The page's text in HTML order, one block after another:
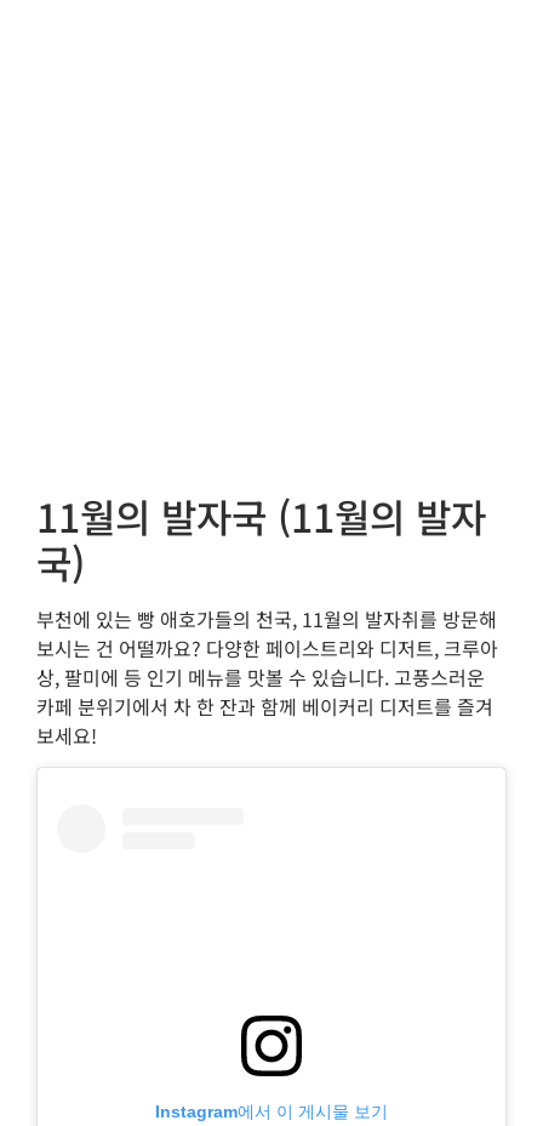
11월의 발자국 (11월의 발자
국)
부천에 있는 빵 애호가들의 천국, 11월의 발자취를 방문해
보시는 건 어떨까요? 다양한 페이스트리와 디저트, 크루아
상, 팔미에 등 인기 메뉴를 맛볼 수 있습니다. 고풍스러운
카페 분위기에서 차 한 잔과 함께 베이커리 디저트를 즐겨
보세요!
Instagram에서 이 게시물 보기